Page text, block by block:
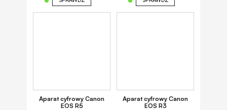
Aparat cyfrowy Canon
EOS R5
Aparat cyfrowy Canon
EOS R3